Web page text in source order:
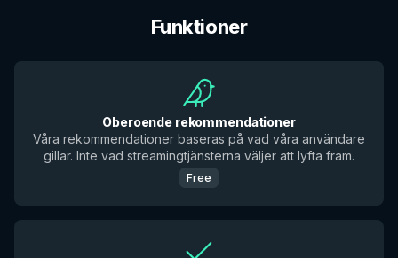
Funktioner
Oberoende rekommendationer
Våra rekommendationer baseras på vad våra användare
gillar. Inte vad streamingtjänsterna väljer att lyfta fram.
Free